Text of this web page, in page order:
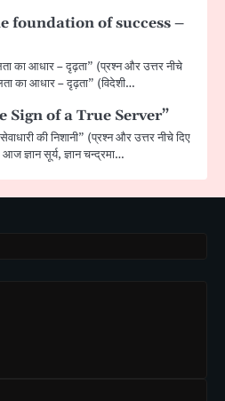
foundation of success –
आधार – दृढ़ता” (प्रश्न और उत्तर नीचे
का आधार – दृढ़ता” (विदेशी…
Sign of a True Server”
की निशानी” (प्रश्न और उत्तर नीचे दिए
ज्ञान सूर्य, ज्ञान चन्द्रमा…